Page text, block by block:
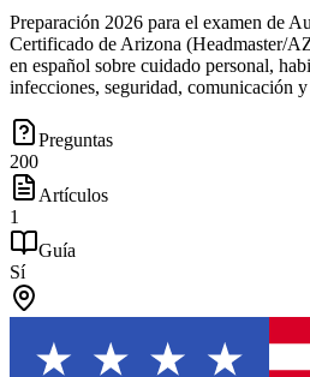
Preparación 2026 para el examen de
Certificado de Arizona (Headmaster/
en español sobre cuidado personal,
infecciones, seguridad, comunicación
Preguntas
200
Artículos
1
Guía
Sí